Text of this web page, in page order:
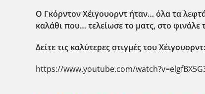
Ο Γκόρντον Χέιγουορντ ήταν… όλα τα
καλάθι που… τελείωσε το ματς, στο φινάλε
Δείτε τις καλύτερες στιγμές του Χέιγουορντ:
https://www.youtube.com/